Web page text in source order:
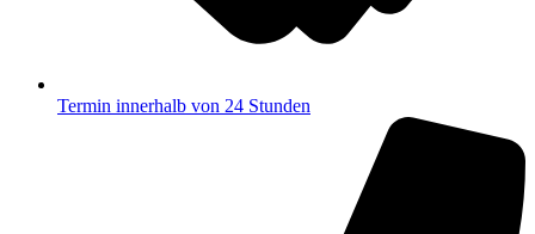
Termin innerhalb von 24 Stunden